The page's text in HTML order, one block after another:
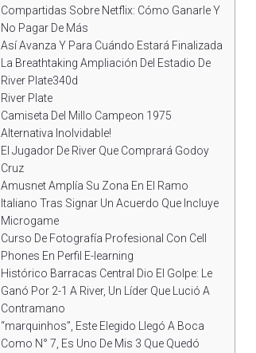
Compartidas Sobre Netflix: Cómo Ganarle Y
No Pagar De Más
Así Avanza Y Para Cuándo Estará Finalizada
La Breathtaking Ampliación Del Estadio De
River Plate340d
River Plate
Camiseta Del Millo Campeon 1975
Alternativa Inolvidable!
El Jugador De River Que Comprará Godoy
Cruz
Amusnet Amplía Su Zona En El Ramo
Italiano Tras Signar Un Acuerdo Que Incluye
Microgame
Curso De Fotografía Profesional Con Cell
Phones En Perfil E-learning
Histórico Barracas Central Dio El Golpe: Le
Ganó Por 2-1 A River, Un Líder Que Lució A
Contramano
“marquinhos”, Este Elegido Llegó A Boca
Como N° 7, Es Uno De Mis 3 Que Quedó